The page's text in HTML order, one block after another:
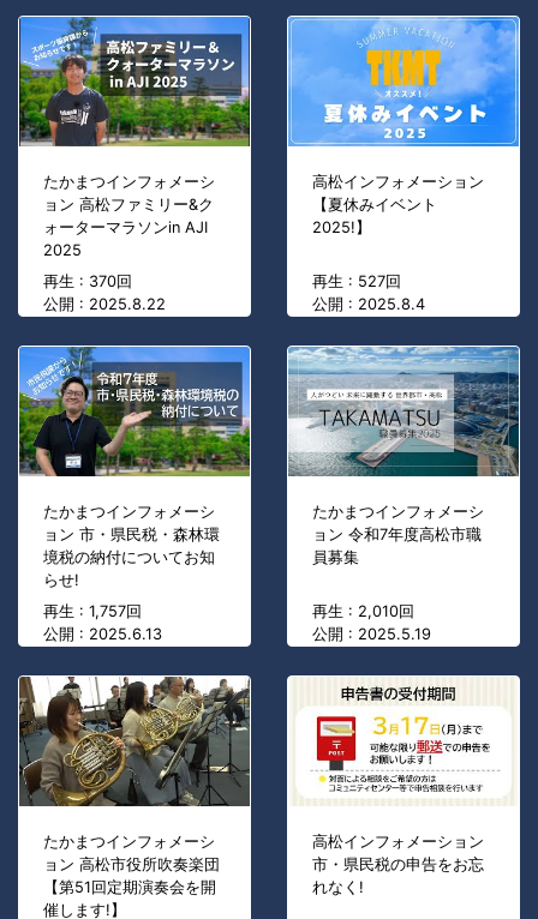
たかまつインフォメーシ
ョン 高松ファミリー&ク
ォーターマラソンin AJI
2025
再生 : 370回
公開 : 2025.8.22
高松インフォメーション
【夏休みイベント
2025!】
再生 : 527回
公開 : 2025.8.4
たかまつインフォメーシ
ョン 市・県民税・森林環
境税の納付についてお知
らせ!
再生 : 1,757回
公開 : 2025.6.13
たかまつインフォメーシ
ョン 令和7年度高松市職
員募集
再生 : 2,010回
公開 : 2025.5.19
たかまつインフォメーシ
ョン 高松市役所吹奏楽団
【第51回定期演奏会を開
催します!】
高松インフォメーション
市・県民税の申告をお忘
れなく!